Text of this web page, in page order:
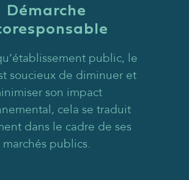
Démarche
public, le
soucieux de diminuer et
son impact
cela se traduit
dans le cadre de ses
marchés publics.